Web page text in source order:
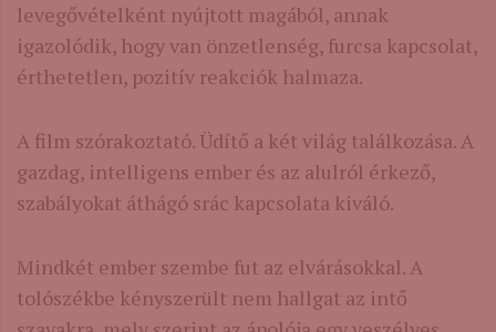
levegővételként nyújtott magából, annak
igazolódik, hogy van önzetlenség, furcsa kapcsolat,
érthetetlen, pozitív reakciók halmaza.
A film szórakoztató. Üdítő a két világ találkozása. A
gazdag, intelligens ember és az alulról érkező,
szabályokat áthágó srác kapcsolata kiváló.
Mindkét ember szembe fut az elvárásokkal. A
tolószékbe kényszerült nem hallgat az intő